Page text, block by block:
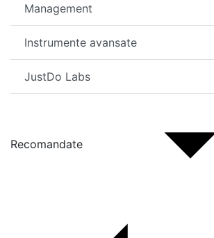
Management
Instrumente avansate
JustDo Labs
Recomandate